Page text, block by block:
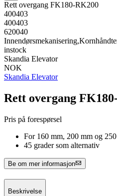
Rett overgang FK180-RK200
400403
400403
620040
instock
Skandia Elevator
NOK
Skandia Elevator
Rett overgang
Pris på forespørsel
For 160 mm, 200 mm og
45 grader som alternativ
Be om mer informasjon
Beskrivelse